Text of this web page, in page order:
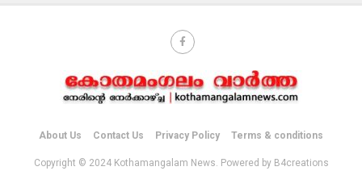
About Us Contact Us Privacy Policy Terms & conditions
Copyright © 2024 Kothamangalam News. Powered by B4creations